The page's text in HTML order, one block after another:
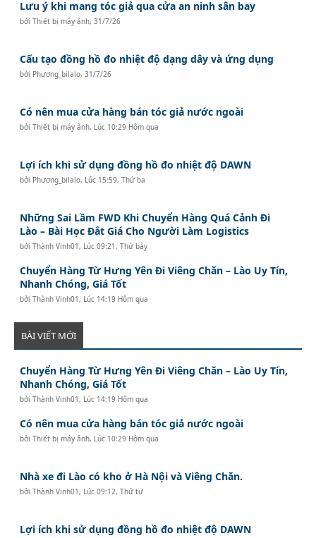
Lưu ý khi mang tóc giả qua cửa an ninh sân bay
bởiThiết bị máy ảnh,31/7/26
Cấu tạo đồng hồ đo nhiệt độ dạng dây và ứng dụng
bởi Phương_bilalo,31/7/26
Có nên mua cửa hàng bán tóc giả nước ngoài
bởiThiết bị máy ảnh, Lúc 10:29 Hôm qua
Lợi ích khi sử dụng đồng hồ đo nhiệt độ DAWN
bởi Phương_bilalo, Lúc 15:59, Thứ ba
Những Sai Lầm FWD Khi Chuyển Hàng Quá Cảnh Đi
Lào – Bài Học Đắt Giá Cho Người Làm Logistics
bởiThành Vinh01 , Lúc 09:21, Thứ bảy
Chuyển Hàng Từ Hưng Yên Đi Viêng Chăn – Lào Uy Tín,
Nhanh Chóng, Giá Tốt
bởiThành Vinh01 , Lúc 14:19 Hôm qua
BÀI VIẾT MỚI
Chuyển Hàng Từ Hưng Yên Đi Viêng Chăn – Lào Uy Tín,
Nhanh Chóng, Giá Tốt
bởiThành Vinh01 , Lúc 14:19 Hôm qua
Có nên mua cửa hàng bán tóc giả nước ngoài
bởiThiết bị máy ảnh, Lúc 10:29 Hôm qua
Nhà xe đi Lào có kho ở Hà Nội và Viêng Chăn.
bởiThành Vinh01 , Lúc 09:12, Thứ tư
Lợi ích khi sử dụng đồng hồ đo nhiệt độ DAWN